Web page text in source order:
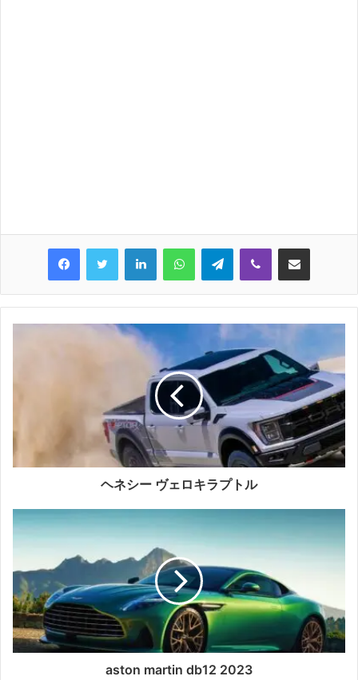
Telegram
ヘネシー ヴェロキラプトル
aston martin db12 2023